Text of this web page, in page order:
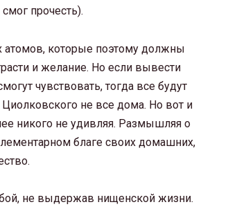
прочесть).
атомов, которые поэтому должны
и желание. Но если вывести
чувствовать, тогда все будут
не все дома. Но вот и
никого не удивляя. Размышляя о
благе своих домашних,
не выдержав нищенской жизни.